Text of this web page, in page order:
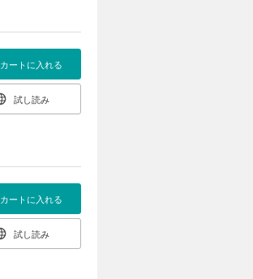
カートに入れる
試し読み
カートに入れる
試し読み